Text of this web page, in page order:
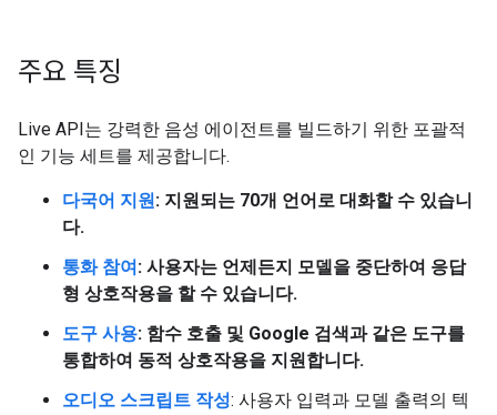
주요 특징
Live API는 강력한 음성 에이전트를 빌드하기 위한 포괄적
인 기능 세트를 제공합니다.
다국어 지원: 지원되는 70개 언어로 대화할 수 있습니
다.
통화 참여 : 사용자는 언제든지 모델을 중단하여 응답
형 상호작용을 할 수 있습니다.
도구 사용: 함수 호출 및 Google 검색과 같은 도구를
통합하여 동적 상호작용을 지원합니다.
오디오 스크립트 작성: 사용자 입력과 모델 출력의 텍